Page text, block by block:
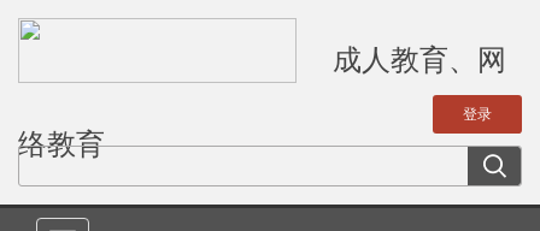
成人教育、网
络教育